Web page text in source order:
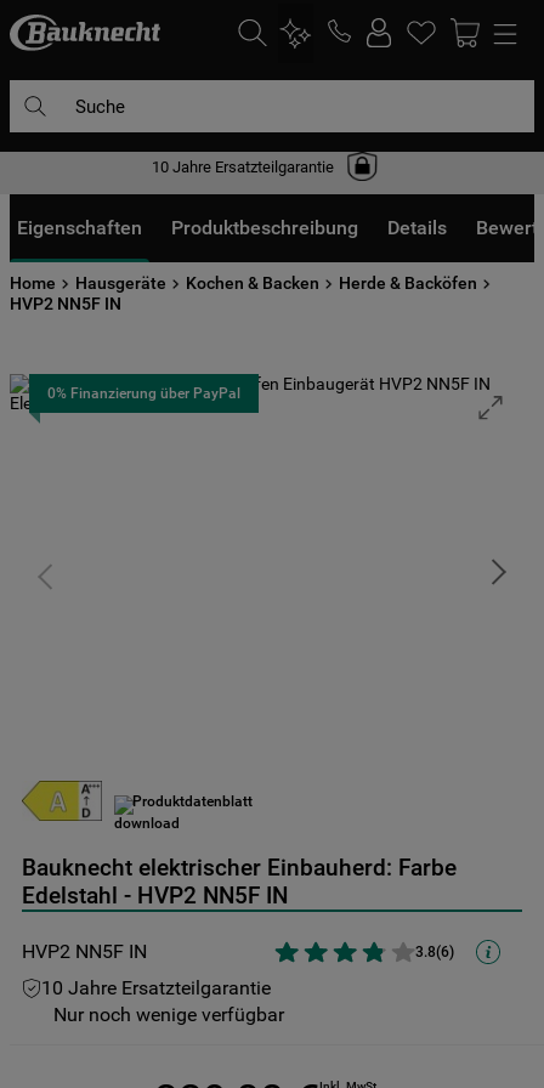
10 Jahre Ersatzteilgarantie
Eigenschaften Produktbeschreibung Details
Home Hausgeräte Kochen & Backen
Herde & Backöfen
HVP2 NN5F IN
0% Finanzierung über PayPal
Produktdatenblatt
Bauknecht elektrischer Einbauherd: Farbe
Edelstahl - HVP2 NN5F IN
HVP2 NN5F IN 3.8(6)
10 Jahre Ersatzteilgarantie
Nur noch wenige verfügbar
DIE HÄUFIGSTEN SUCHANFRAGEN
2. geschirrspülern
3. kühlgefrierkombination
5. trockner